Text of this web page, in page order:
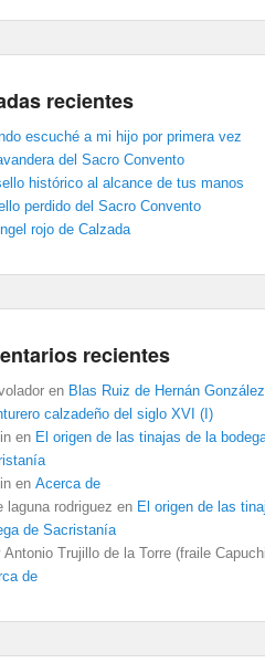
recientes
escuché a mi hijo por primera vez
del Sacro Convento
histórico al alcance de tus manos
perdido del Sacro Convento
rojo de Calzada
recientes
en Blas Ruiz de Hernán
calzadeño del siglo XVI (I)
en El origen de las tinajas de la
en Acerca de
laguna rodriguez en El origen de las
de Sacristanía
Antonio Trujillo de la Torre (fraile
de